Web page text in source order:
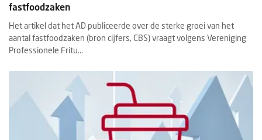
fastfoodzaken
Het artikel dat het AD publiceerde over de sterke groei van het
aantal fastfoodzaken (bron cijfers, CBS) vraagt volgens Vereniging
Professionele Fritu...